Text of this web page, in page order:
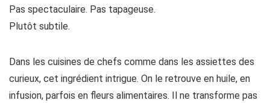
Pas spectaculaire. Pas tapageuse.
Plutôt subtile.
Dans les cuisines de chefs comme dans les assiettes des
curieux, cet ingrédient intrigue. On le retrouve en huile, en
infusion, parfois en fleurs alimentaires. Il ne transforme pas